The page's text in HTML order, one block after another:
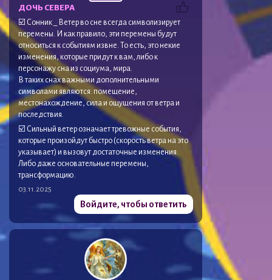
ДОЧЬ СЕВЕРА
☑️ Сонник _ Ветер во сне всегда символизирует
перемены. И как правило, эти перемены будут
относиться к событиям извне. То есть, это некие
изменения, которые придут к вам, либо к
персонажу сна из социума, мира.
В таких снах важными дополнительными
символами являются: помещение,
местонахождение, сила и ощущения от ветра и
последствия.
☑️ Сильный ветер означает тревожные события,
которые произойдут быстро (скорость ветра на это
указывает) и вызовут достаточные изменения.
Либо даже основательные перемены,
трансформацию.
03.11.2025
Войдите, чтобы ответить